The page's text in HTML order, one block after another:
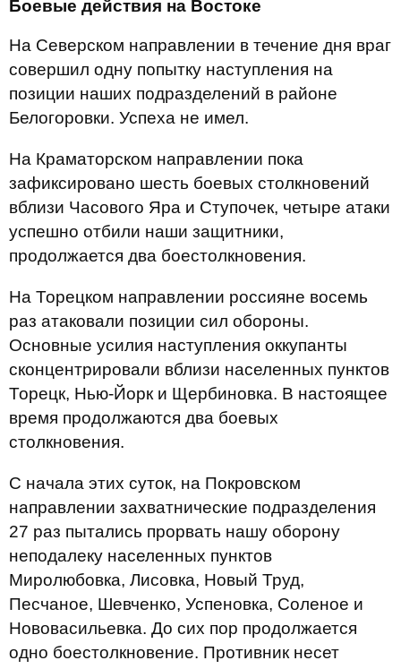
Боевые действия на Востоке
На Северском направлении в течение дня враг
совершил одну попытку наступления на
позиции наших подразделений в районе
Белогоровки. Успеха не имел.
На Краматорском направлении пока
зафиксировано шесть боевых столкновений
вблизи Часового Яра и Ступочек, четыре атаки
успешно отбили наши защитники,
продолжается два боестолкновения.
На Торецком направлении россияне восемь
раз атаковали позиции сил обороны.
Основные усилия наступления оккупанты
сконцентрировали вблизи населенных пунктов
Торецк, Нью-Йорк и Щербиновка. В настоящее
время продолжаются два боевых
столкновения.
С начала этих суток, на Покровском
направлении захватнические подразделения
27 раз пытались прорвать нашу оборону
неподалеку населенных пунктов
Миролюбовка, Лисовка, Новый Труд,
Песчаное, Шевченко, Успеновка, Соленое и
Нововасильевка. До сих пор продолжается
одно боестолкновение. Противник несет